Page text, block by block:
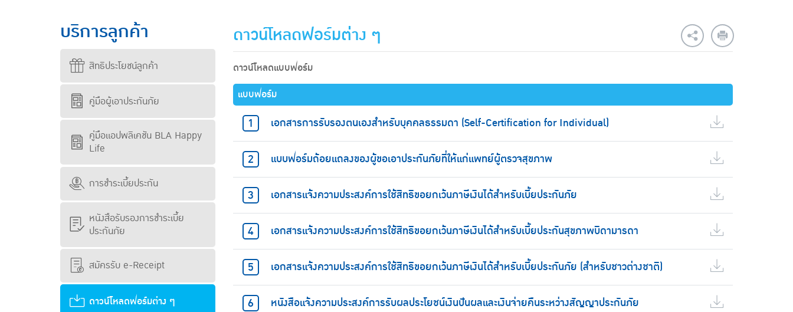
บริการลูกค้า
สิทธิประโยชน์ลูกค้า
คู่มือผู้เอาประกันภัย
คู่มือแอปพลิเคชัน BLA Happy
Life
การชำระเบี้ยประกัน
หนังสือรับรองการชำระเบี้ย
ประกันภัย
สมัครรับ e-Receipt
ดาวน์โหลดฟอร์มต่าง ๆ
ดาวน์โหลดฟอร์มต่าง ๆ
ดาวน์โหลดแบบฟอร์ม
แบบฟอร์ม
เอกสารการรับรองตนเองสำหรับบุคคลธรรมดา (Self-Certification for Individual)
แบบฟอร์มถ้อยแถลงของผู้ขอเอาประกันภัยที่ให้แก่แพทย์ผู้ตรวจสุขภาพ
เอกสารแจ้งความประสงค์การใช้สิทธิขอยกเว้นภาษีเงินได้สำหรับเบี้ยประกันภัย
เอกสารแจ้งความประสงค์การใช้สิทธิขอยกเว้นภาษีเงินได้สำหรับเบี้ยประกันสุขภาพบิดามารดา
เอกสารแจ้งความประสงค์การใช้สิทธิขอยกเว้นภาษีเงินได้สำหรับเบี้ยประกันภัย (สำหรับชาวต่างชาติ)
หนังสือแจ้งความประสงค์การรับผลประโยชน์เงินปันผลและเงินจ่ายคืนระหว่างสัญญาประกันภัย